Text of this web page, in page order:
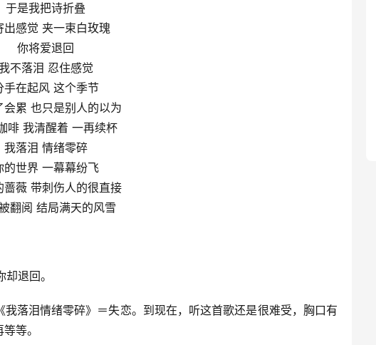
于是我把诗折叠
出感觉 夹一束白玫瑰
你将爱退回
不落泪 忍住感觉
手在起风 这个季节
会累 也只是别人的以为
啡 我清醒着 一再续杯
我落泪 情绪零碎
的世界 一幕幕纷飞
蔷薇 带刺伤人的很直接
翻阅 结局满天的风雪
退回。
落泪情绪零碎》＝失恋。到现在，听这首歌还是很难受，胸口有
等。